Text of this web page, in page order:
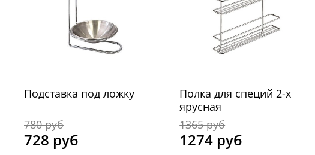
Подставка под ложку
780 руб
728 руб
Полка для специй 2-х
ярусная
1365 руб
1274 руб